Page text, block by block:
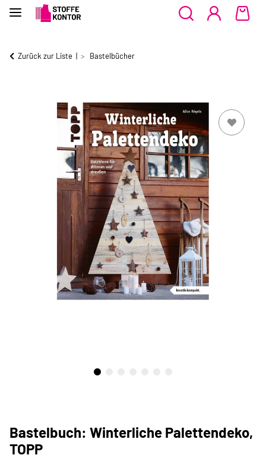
Zurück zur Liste Bastelbücher
Bastelbuch: Winterliche Palettendeko,
TOPP